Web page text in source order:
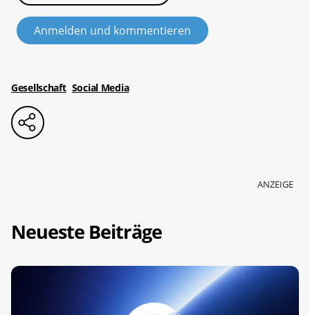
Anmelden und kommentieren
Gesellschaft Social Media
ANZEIGE
Neueste Beiträge